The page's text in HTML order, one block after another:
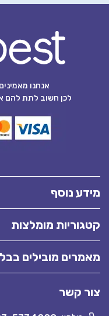
אנחנו
לכן חשוב לתת להם
מידע נוסף
קטגוריות מומלצות
מאמרים מובילים
צור קשר